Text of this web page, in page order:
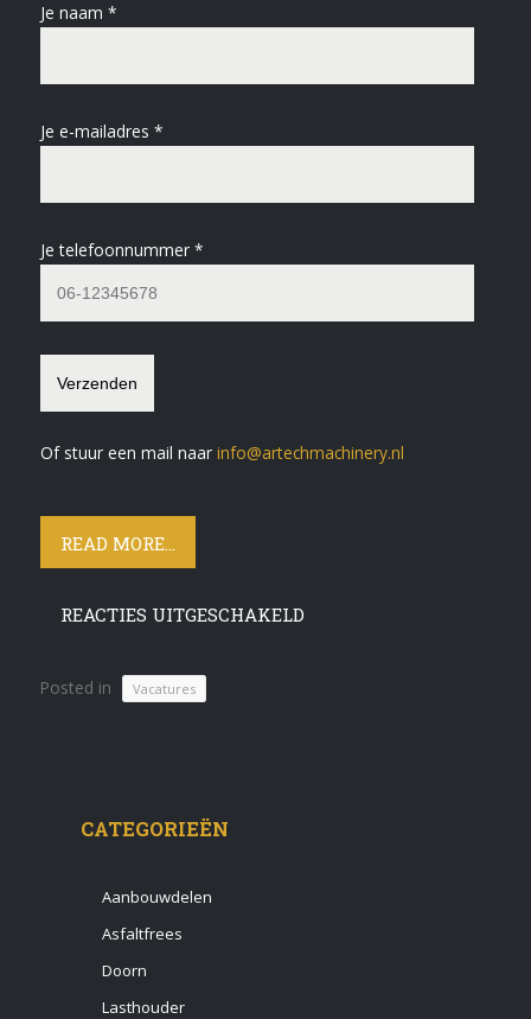
Je naam *
Je e-mailadres *
Je telefoonnummer *
Of stuur een mail naarinfo@artechmachinery.nl
READ MORE...
REACTIES UITGESCHAKELD
Posted in Vacatures
CATEGORIEËN
Aanbouwdelen
Asfaltfrees
Doorn
Lasthouder